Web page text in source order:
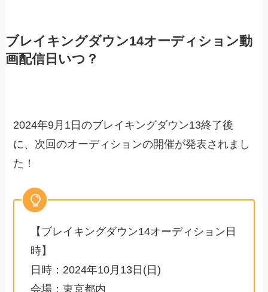
ブレイキングダウン14オーディション動
画配信日いつ？
2024年9月1日のブレイキングダウン13終了後
に、次回のオーディションの開催が発表されまし
た！
【ブレイキングダウン14オーディション日
時】
日時：2024年10月13日(日)
会場：東京都内